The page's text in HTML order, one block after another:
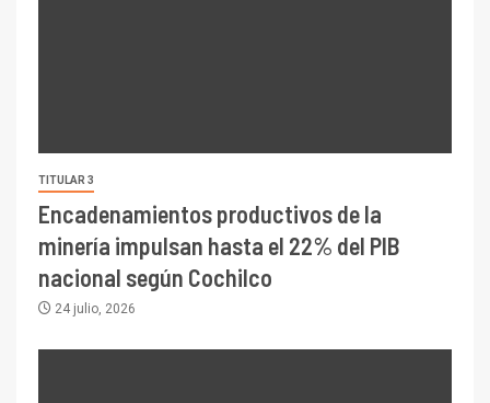
TITULAR 3
Encadenamientos productivos de la
minería impulsan hasta el 22% del PIB
nacional según Cochilco
24 julio, 2026